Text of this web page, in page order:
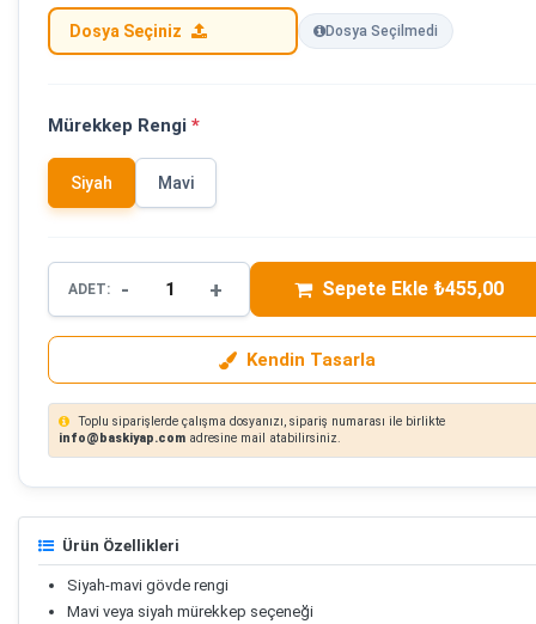
Dosya Seçiniz Dosya Seçilmedi
Mürekkep Rengi *
Siyah Mavi
ADET: - + Sepete Ekle ₺455,00
Kendin Tasarla
Toplu siparişlerde çalışma dosyanızı, sipariş numarası ile birlikte
info@baskiyap.com adresine mail atabilirsiniz.
Ürün Özellikleri
Siyah-mavi gövde rengi
Mavi veya siyah mürekkep seçeneği